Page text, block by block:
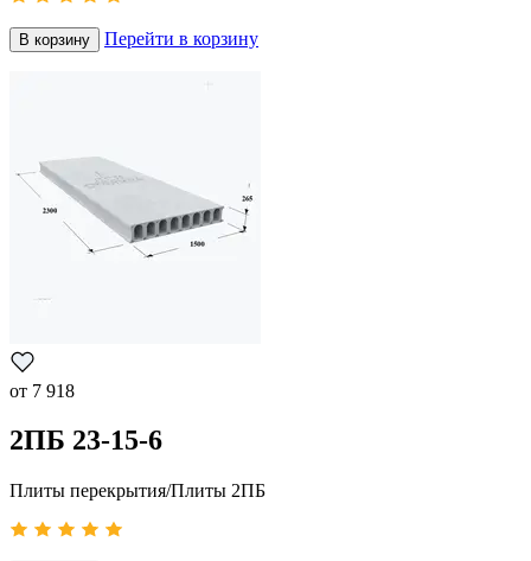
В корзину Перейти в корзину
от 7 918
2ПБ 23-15-6
Плиты перекрытия/Плиты 2ПБ